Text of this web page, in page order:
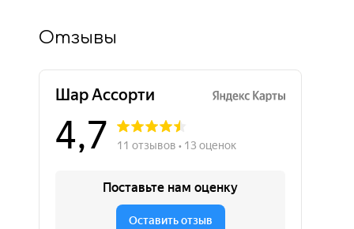
Отзывы